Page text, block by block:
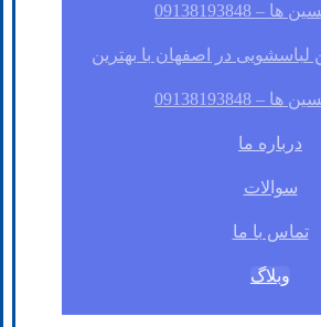
ها – 09138193848
لباسشویی در اصفهان با بهترین
ها – 09138193848
درباره ما
سوالات
تماس با ما
وبلاگ